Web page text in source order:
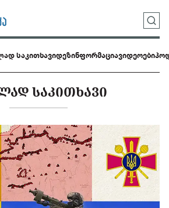
საკითხავიდეზინფორმაციავიდეოები
ᲡᲐᲙᲘᲗᲮᲐᲕᲘ